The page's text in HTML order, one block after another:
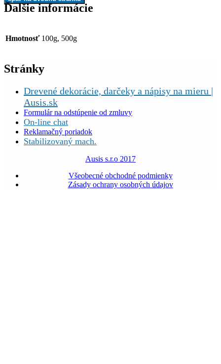
Ďalšie informácie
Hmotnosť 100g, 500g
Stránky
Drevené dekorácie, darčeky a nápisy na mieru |
Ausis.sk
Formulár na odstúpenie od zmluvy
On-line chat
Reklamačný poriadok
Stabilizovaný mach.
Ausis s.r.o 2017
Všeobecné obchodné podmienky
Zásady ochrany osobných údajov